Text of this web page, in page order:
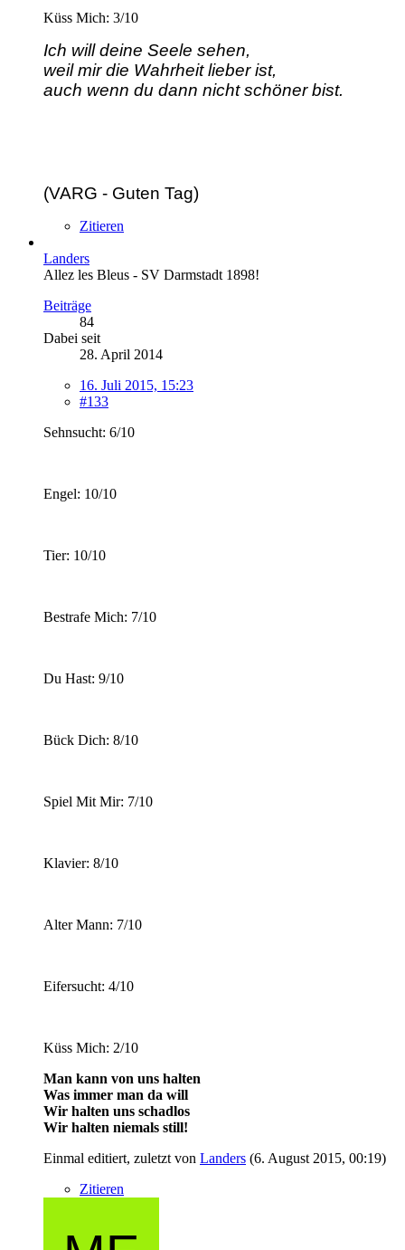
Küss Mich: 3/10
Ich will deine Seele sehen,
weil mir die Wahrheit lieber ist,
auch wenn du dann nicht schöner bist.
(VARG - Guten Tag)
Zitieren
Landers
Allez les Bleus - SV Darmstadt 1898!
Beiträge
84
Dabei seit
28. April 2014
16. Juli 2015, 15:23
#133
Sehnsucht: 6/10
Engel: 10/10
Tier: 10/10
Bestrafe Mich: 7/10
Du Hast: 9/10
Bück Dich: 8/10
Spiel Mit Mir: 7/10
Klavier: 8/10
Alter Mann: 7/10
Eifersucht: 4/10
Küss Mich: 2/10
Man kann von uns halten
Was immer man da will
Wir halten uns schadlos
Wir halten niemals still!
Einmal editiert, zuletzt von Landers (6. August 2015, 00:19)
Zitieren